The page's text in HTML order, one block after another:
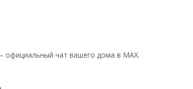
официальный чат вашего дома в MAX.